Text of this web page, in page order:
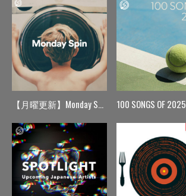
【月曜更新】Monday Spin 100 SONGS OF 2025